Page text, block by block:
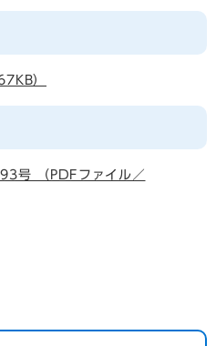
）
号 （PDFファイル／